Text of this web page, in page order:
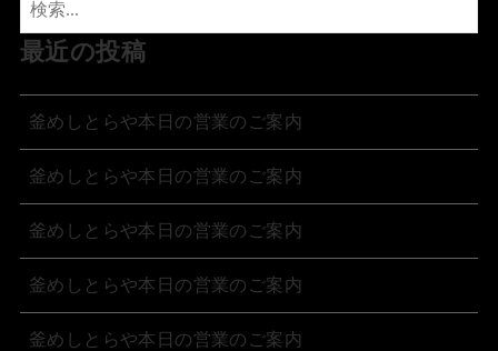
最近の投稿
釜めしとらや本日の営業のご案内
釜めしとらや本日の営業のご案内
釜めしとらや本日の営業のご案内
釜めしとらや本日の営業のご案内
釜めしとらや本日の営業のご案内